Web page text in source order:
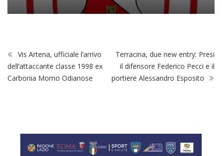
Vis Artena, ufficiale l’arrivo
dell’attaccante classe 1998 ex
Carbonia Momo Odianose
Terracina, due new entry: Presi
il difensore Federico Pecci e il
portiere Alessandro Esposito